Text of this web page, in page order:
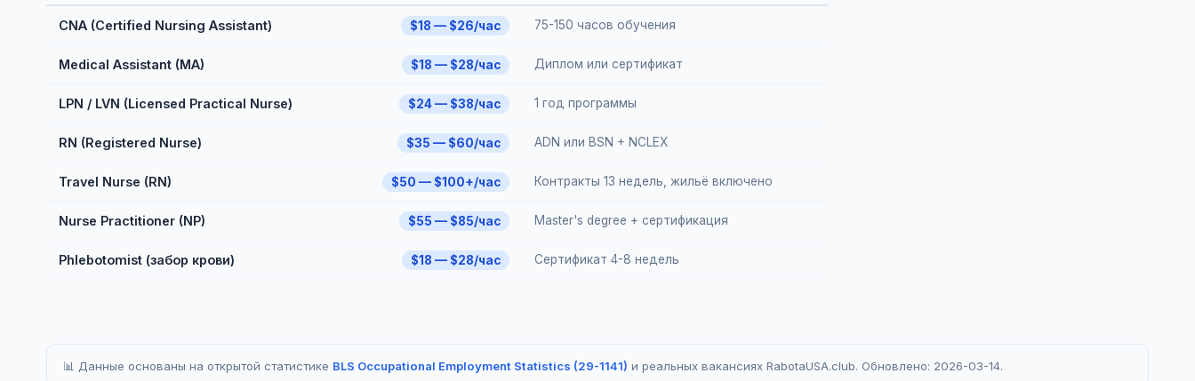
CNA (Certified Nursing Assistant) $18 — $26/час 75-150 часов обучения
Medical Assistant (MA) $18 — $28/час Диплом или сертификат
LPN / LVN (Licensed Practical Nurse) $24 — $38/час 1 год программы
RN (Registered Nurse) $35 — $60/час ADN или BSN + NCLEX
Travel Nurse (RN) $50 — $100+/час Контракты 13 недель, жильё включено
Nurse Practitioner (NP) $55 — $85/час Master's degree + сертификация
Phlebotomist (забор крови) $18 — $28/час Сертификат 4-8 недель
📊 Данные основаны на открытой статистике BLS Occupational Employment Statistics (29-1141) и реальных вакансиях RabotaUSA.club. Обновлено: 2026-03-14.